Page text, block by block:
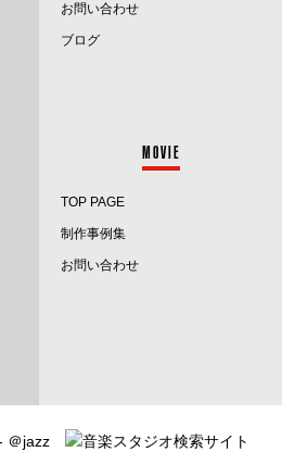
お問い合わせ
ブログ
MOVIE
TOP PAGE
制作事例集
お問い合わせ